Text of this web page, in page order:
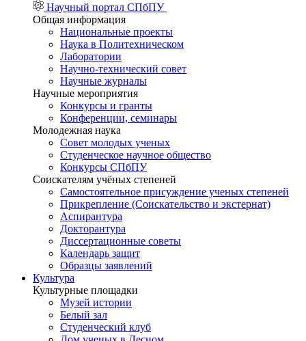
Научный портал СПбПУ
Общая информация
Национальные проекты
Наука в Политехническом
Лаборатории
Научно-технический совет
Научные журналы
Научные мероприятия
Конкурсы и гранты
Конференции, семинары
Молодежная наука
Совет молодых ученых
Студенческое научное общество
Конкурсы СПбПУ
Соискателям учёных степеней
Самостоятельное присуждение ученых степеней
Прикрепление (Соискательство и экстернат)
Аспирантура
Докторантура
Диссертационные советы
Календарь защит
Образцы заявлений
Культура
Культурные площадки
Музей истории
Белый зал
Студенческий клуб